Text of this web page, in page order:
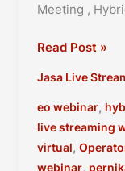
Meeting ,
Jasa
Host
–
Operator
Zoom
Meeting
Read Post »
Jasa Live
eo webinar,
live streaming
virtual,
webinar,